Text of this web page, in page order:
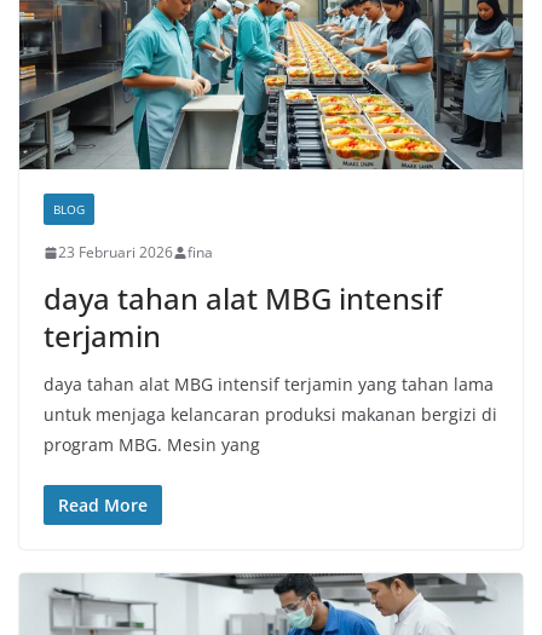
BLOG
23 Februari 2026 fina
daya tahan alat MBG intensif
terjamin
daya tahan alat MBG intensif terjamin yang tahan lama
untuk menjaga kelancaran produksi makanan bergizi di
program MBG. Mesin yang
Read More